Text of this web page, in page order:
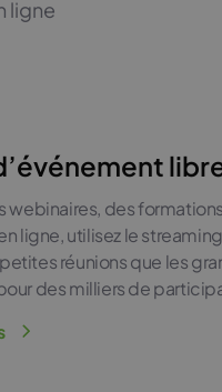
ligne
webinaires, des
ligne, utilisez le streaming
réunions que les
des milliers de